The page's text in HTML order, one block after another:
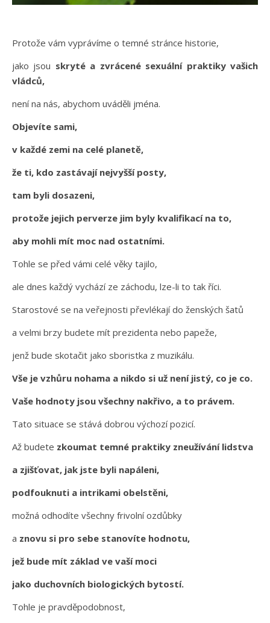
Protože vám vyprávíme o temné stránce historie,
jako jsou skryté a zvrácené sexuální praktiky vašich
vládců,
není na nás, abychom uváděli jména.
Objevíte sami,
v každé zemi na celé planetě,
že ti, kdo zastávají nejvyšší posty,
tam byli dosazeni,
protože jejich perverze jim byly kvalifikací na to,
aby mohli mít moc nad ostatními.
Tohle se před vámi celé věky tajilo,
ale dnes každý vychází ze záchodu, lze-li to tak říci.
Starostové se na veřejnosti převlékají do ženských šatů
a velmi brzy budete mít prezidenta nebo papeže,
jenž bude skotačit jako sboristka z muzikálu.
Vše je vzhůru nohama a nikdo si už není jistý, co je co.
Vaše hodnoty jsou všechny nakřivo, a to právem.
Tato situace se stává dobrou výchozí pozicí.
Až budete zkoumat temné praktiky zneužívání lidstva
a zjišťovat, jak jste byli napáleni,
podfouknuti a intrikami obelstěni,
možná odhodíte všechny frivolní ozdůbky
a znovu si pro sebe stanovíte hodnotu,
jež bude mít základ ve vaší moci
jako duchovních biologických bytostí.
Tohle je pravděpodobnost,